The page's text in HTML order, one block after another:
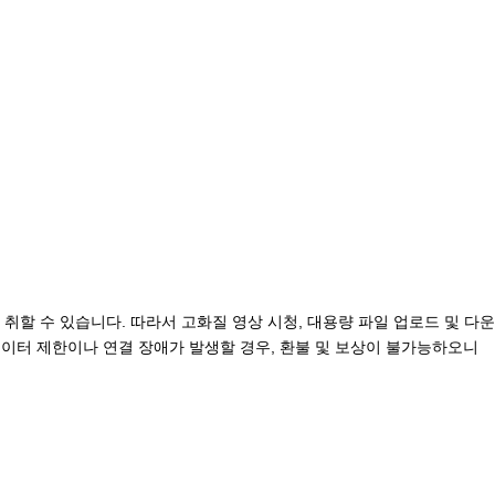
할 수 있습니다. 따라서 고화질 영상 시청, 대용량 파일 업로드 및 다운
터 제한이나 연결 장애가 발생할 경우, 환불 및 보상이 불가능하오니